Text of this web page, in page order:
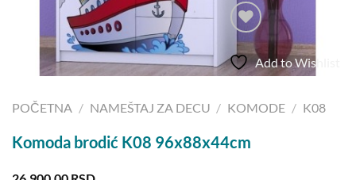
Add to Wishlist
POČETNA / NAMEŠTAJ ZA DECU / KOMODE / K08
Komoda brodić K08 96x88x44cm